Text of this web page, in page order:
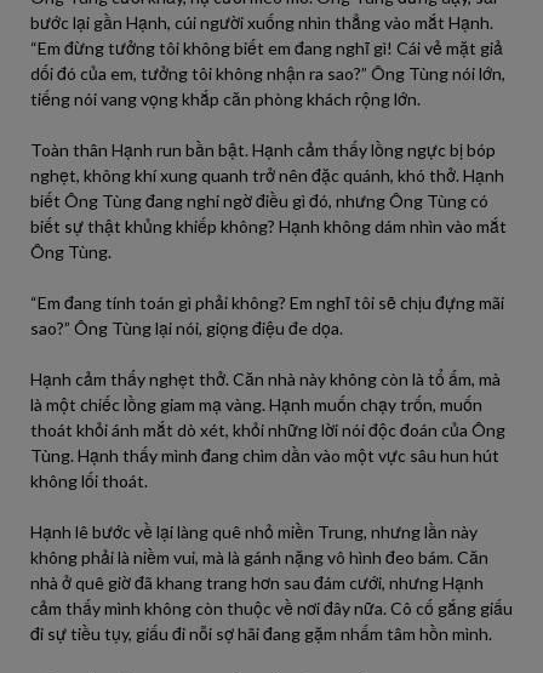
bước lại gần Hạnh, cúi người xuống nhìn thẳng vào mắt Hạnh.
“Em đừng tưởng tôi không biết em đang nghĩ gì! Cái vẻ mặt giả
dối đó của em, tưởng tôi không nhận ra sao?” Ông Tùng nói lớn,
tiếng nói vang vọng khắp căn phòng khách rộng lớn.
Toàn thân Hạnh run bần bật. Hạnh cảm thấy lồng ngực bị bóp
nghẹt, không khí xung quanh trở nên đặc quánh, khó thở. Hạnh
biết Ông Tùng đang nghi ngờ điều gì đó, nhưng Ông Tùng có
biết sự thật khủng khiếp không? Hạnh không dám nhìn vào mắt
Ông Tùng.
“Em đang tính toán gì phải không? Em nghĩ tôi sẽ chịu đựng mãi
sao?” Ông Tùng lại nói, giọng điệu đe dọa.
Hạnh cảm thấy nghẹt thở. Căn nhà này không còn là tổ ấm, mà
là một chiếc lồng giam mạ vàng. Hạnh muốn chạy trốn, muốn
thoát khỏi ánh mắt dò xét, khỏi những lời nói độc đoán của Ông
Tùng. Hạnh thấy mình đang chìm dần vào một vực sâu hun hút
không lối thoát.
Hạnh lê bước về lại làng quê nhỏ miền Trung, nhưng lần này
không phải là niềm vui, mà là gánh nặng vô hình đeo bám. Căn
nhà ở quê giờ đã khang trang hơn sau đám cưới, nhưng Hạnh
cảm thấy mình không còn thuộc về nơi đây nữa. Cô cố gắng giấu
đi sự tiều tụy, giấu đi nỗi sợ hãi đang gặm nhấm tâm hồn mình.